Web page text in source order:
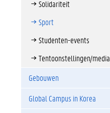
Solidariteit
Sport
Studenten-events
Tentoonstellingen/media
Gebouwen
Global Campus in Korea